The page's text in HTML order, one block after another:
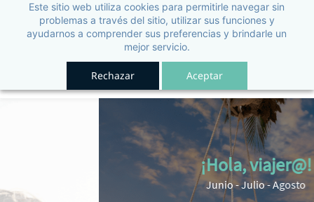
Este sitio web utiliza cookies para permitirle navegar sin
problemas a través del sitio, utilizar sus funciones y
ayudarnos a comprender sus preferencias y brindarle un
mejor servicio.
Rechazar Aceptar
¡Hola, viajer@!
Junio - Julio - Agosto